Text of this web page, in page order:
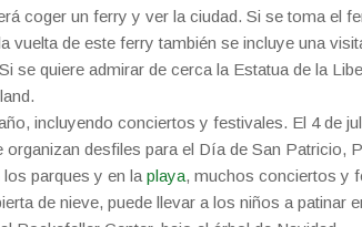
coger un ferry y ver la ciudad. Si se toma el
vuelta de este ferry también se incluye una
se quiere admirar de cerca la Estatua de la
incluyendo conciertos y festivales. El 4 de
desfiles para el Día de San Patricio,
parques y en la playa, muchos conciertos y
de nieve, puede llevar a los niños a patinar